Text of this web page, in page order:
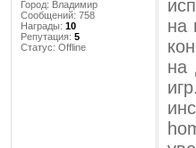
Город: Владимир
Сообщений: 758
Награды: 10
Репутация: 5
Статус: Offline
на
на